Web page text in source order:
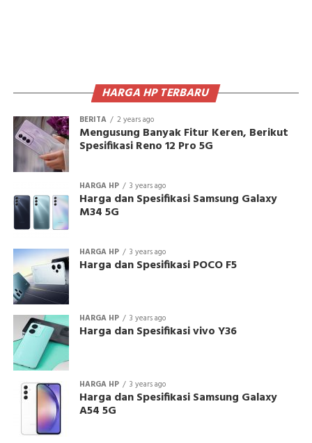
HARGA HP TERBARU
BERITA 2 years ago
Mengusung Banyak Fitur Keren, Berikut
Spesifikasi Reno 12 Pro 5G
HARGA HP 3 years ago
Harga dan Spesifikasi Samsung Galaxy
M34 5G
HARGA HP 3 years ago
Harga dan Spesifikasi POCO F5
HARGA HP 3 years ago
Harga dan Spesifikasi vivo Y36
HARGA HP 3 years ago
Harga dan Spesifikasi Samsung Galaxy
A54 5G